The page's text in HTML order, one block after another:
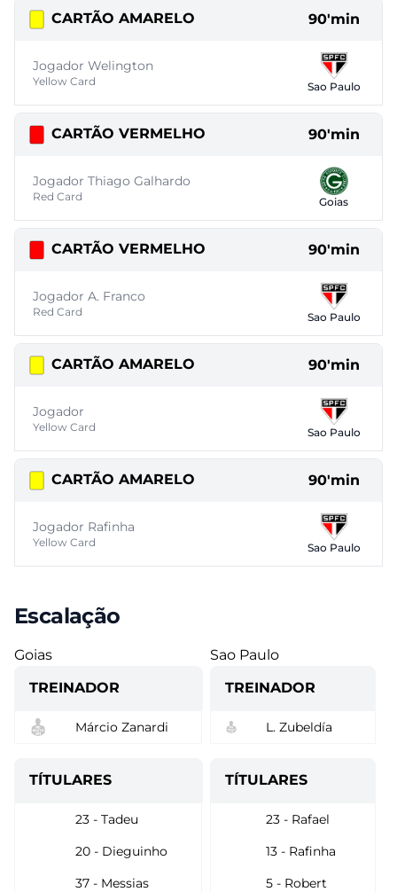
CARTÃO AMARELO 90'min
Jogador Welington
Yellow Card Sao Paulo
CARTÃO VERMELHO 90'min
Jogador Thiago Galhardo
Red Card Goias
CARTÃO VERMELHO 90'min
Jogador A. Franco
Red Card Sao Paulo
CARTÃO AMARELO 90'min
Jogador
Yellow Card Sao Paulo
CARTÃO AMARELO 90'min
Jogador Rafinha
Yellow Card Sao Paulo
Escalação
Goias
TREINADOR
Márcio Zanardi
TÍTULARES
23 - Tadeu
20 - Dieguinho
37 - Messias
Sao Paulo
TREINADOR
L. Zubeldía
TÍTULARES
23 - Rafael
13 - Rafinha
5 - Robert